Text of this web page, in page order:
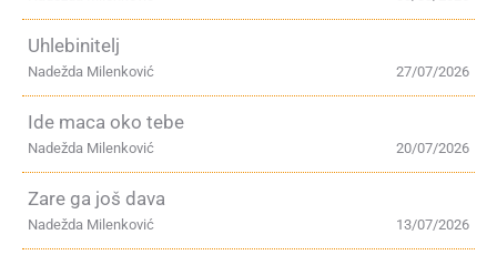
Uhlebinitelj
27/07/2026
Nadežda Milenković
Ide maca oko tebe
20/07/2026
Nadežda Milenković
Zare ga još dava
13/07/2026
Nadežda Milenković